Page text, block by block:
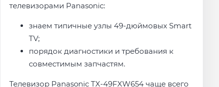
телевизорами Panasonic:
знаем типичные узлы 49-дюймовых Smart
TV;
порядок диагностики и требования к
совместимым запчастям.
Телевизор Panasonic TX-49FXW654 чаще всего